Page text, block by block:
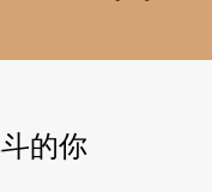
的你